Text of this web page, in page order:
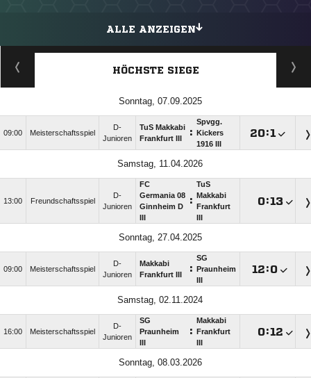
ALLE ANZEIGEN
HÖCHSTE SIEGE
Sonntag, 07.09.2025
09:00 Meisterschaftsspiel
D-
Junioren
TuS Makkabi
Frankfurt III
:
Spvgg.
Kickers
1916 III
:
Samstag, 11.04.2026
13:00 Freundschaftsspiel
D-
Junioren
FC
Germania 08
Ginnheim D
:
TuS
Makkabi
Frankfurt
:
Sonntag, 27.04.2025
09:00 Meisterschaftsspiel
D-
Junioren
Makkabi
Frankfurt III
:
SG
Praunheim
:
Samstag, 02.11.2024
16:00 Meisterschaftsspiel
D-
Junioren
SG
Praunheim
:
Makkabi
Frankfurt
:
Sonntag, 08.03.2026